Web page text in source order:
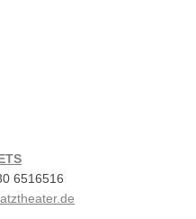
6516516